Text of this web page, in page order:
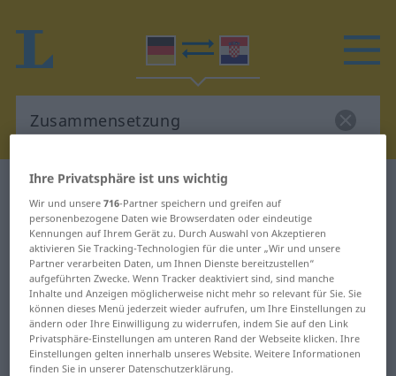
Deutsch-Kroatisch Wörterbuch
Zusammensetzung
Deutsch-Kroatisch Übersetzung für
"Zusammensetzung"
"Zusammensetzung" Kroatisch
Übersetzung
Ihre Privatsphäre ist uns wichtig
Wir und unsere716-Partner speichern und greifen auf
personenbezogene Daten wie Browserdaten oder eindeutige
Kennungen auf Ihrem Gerät zu. Durch Auswahl von Akzeptieren
aktivieren Sie Tracking-Technologien für die unter „Wir und unsere
Partner verarbeiten Daten, um Ihnen Dienste bereitzustellen“
aufgeführten Zwecke. Wenn Tracker deaktiviert sind, sind manche
Inhalte und Anzeigen möglicherweise nicht mehr so relevant für Sie. Sie
können dieses Menü jederzeit wieder aufrufen, um Ihre Einstellungen zu
ändern oder Ihre Einwilligung zu widerrufen, indem Sie auf den Link
Privatsphäre-Einstellungen am unteren Rand der Webseite klicken. Ihre
Einstellungen gelten innerhalb unseres Website. Weitere Informationen
finden Sie in unserer Datenschutzerklärung.